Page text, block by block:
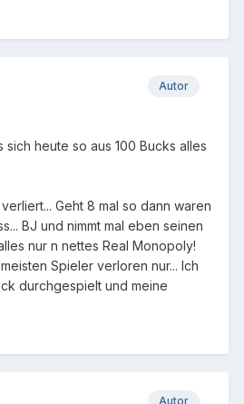
Autor
heute so aus 100 Bucks alles
Geht 8 mal so dann waren
BJ und nimmt mal eben seinen
nur n nettes Real Monopoly!
Spieler verloren nur... Ich
durchgespielt und meine
Autor